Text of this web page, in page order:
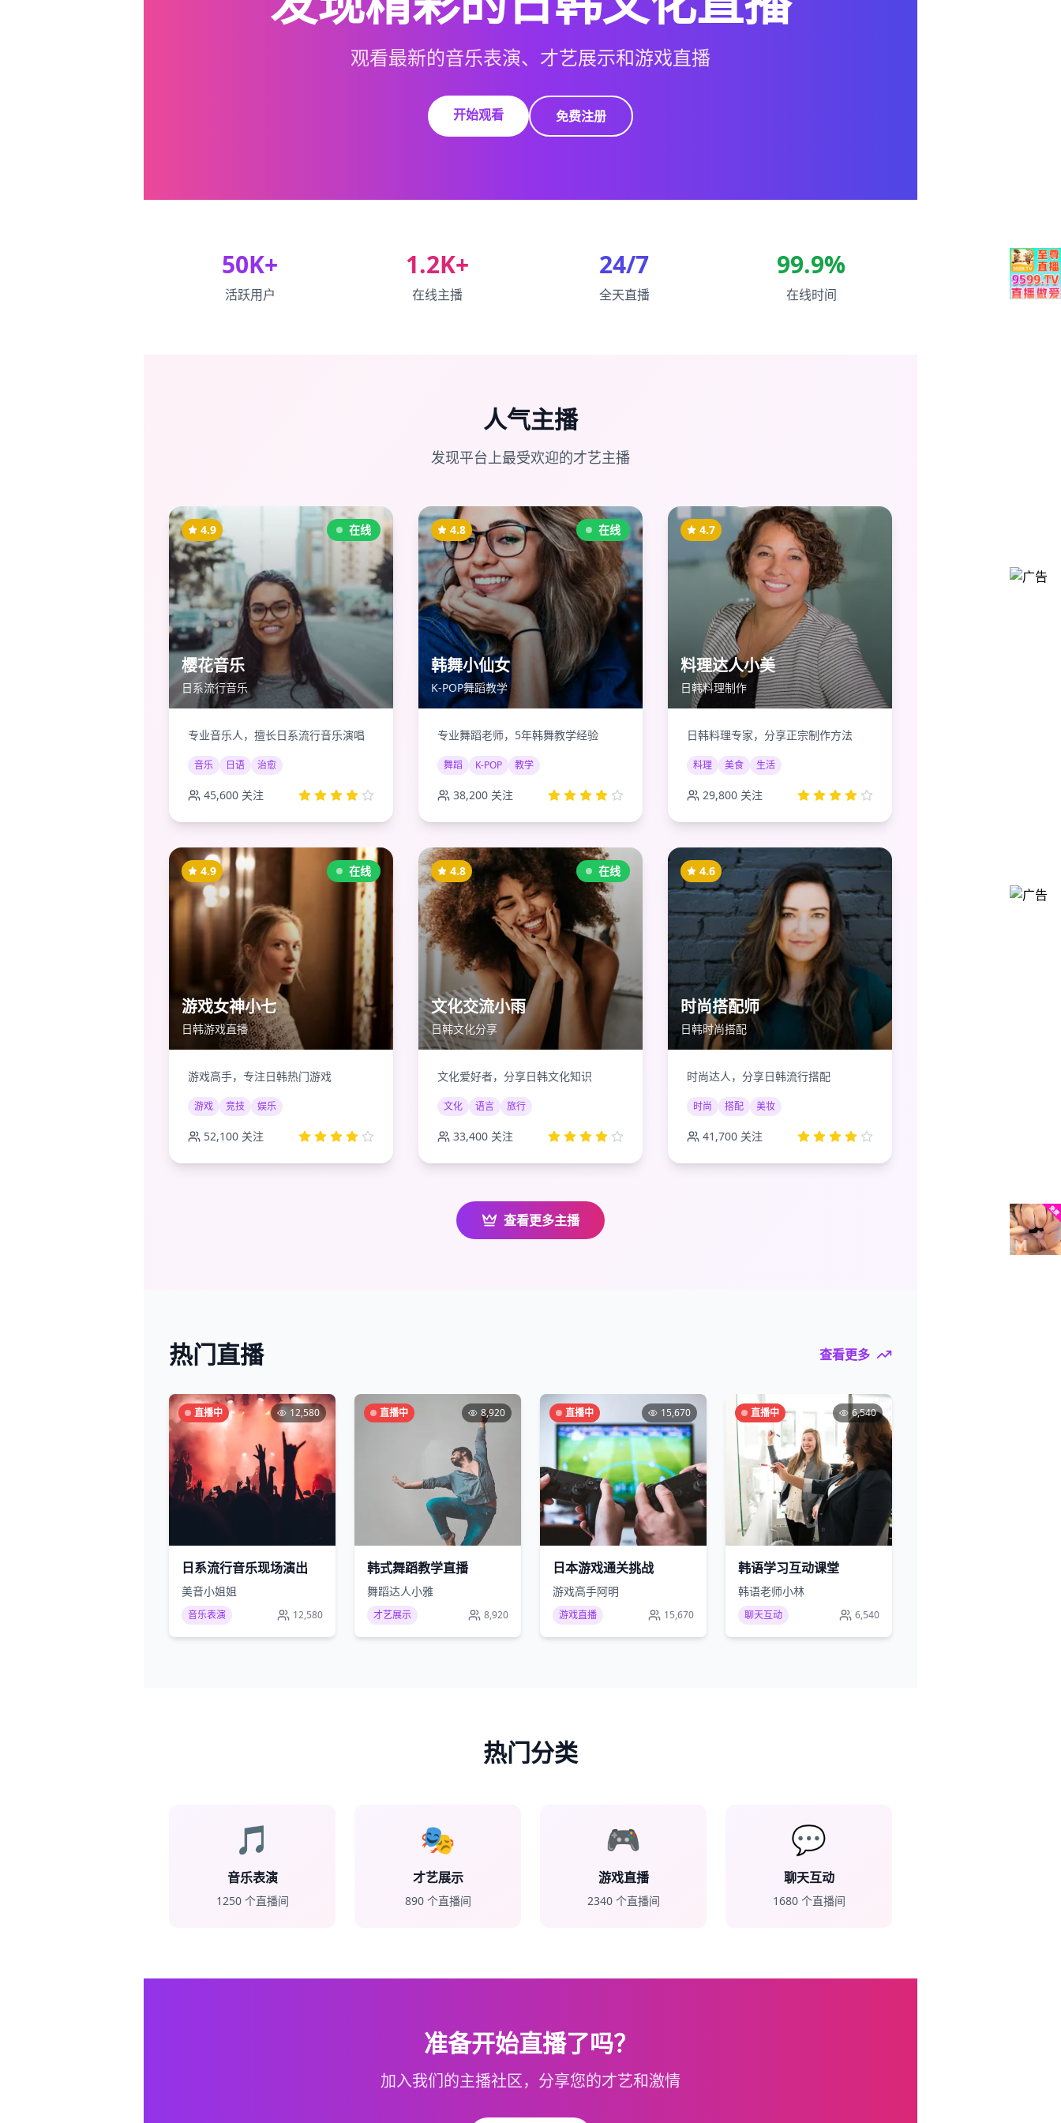
观看最新的音乐表演、才艺展示和游戏直播
开始观看 免费注册
50K+
活跃用户
1.2K+
在线主播
24/7
全天直播
99.9%
在线时间
人气主播
发现平台上最受欢迎的才艺主播
在线
4.9
樱花音乐
日系流行音乐
专业音乐人，擅长日系流行音乐演唱
音乐 日语 治愈
45,600 关注
在线
4.8
韩舞小仙女
K-POP舞蹈教学
专业舞蹈老师，5年韩舞教学经验
舞蹈 K-POP 教学
38,200 关注
4.7
料理达人小美
日韩料理制作
日韩料理专家，分享正宗制作方法
料理 美食 生活
29,800 关注
在线
4.9
游戏女神小七
日韩游戏直播
游戏高手，专注日韩热门游戏
游戏 竞技 娱乐
52,100 关注
在线
4.8
文化交流小雨
日韩文化分享
文化爱好者，分享日韩文化知识
文化 语言 旅行
33,400 关注
4.6
时尚搭配师
日韩时尚搭配
时尚达人，分享日韩流行搭配
时尚 搭配 美妆
41,700 关注
查看更多主播
热门直播 查看更多
直播中 12,580
日系流行音乐现场演出
美音小姐姐
音乐表演 12,580
直播中 8,920
韩式舞蹈教学直播
舞蹈达人小雅
才艺展示 8,920
直播中 15,670
日本游戏通关挑战
游戏高手阿明
游戏直播 15,670
直播中 6,540
韩语学习互动课堂
韩语老师小林
聊天互动 6,540
热门分类
🎵
音乐表演
1250个直播间
🎭
才艺展示
890个直播间
🎮
游戏直播
2340个直播间
💬
聊天互动
1680个直播间
准备开始直播了吗？
加入我们的主播社区，分享您的才艺和激情